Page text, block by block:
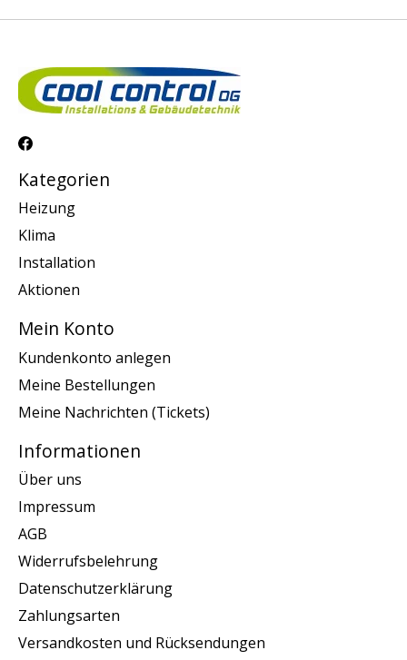
Kategorien
Heizung
Klima
Installation
Aktionen
Mein Konto
Kundenkonto anlegen
Meine Bestellungen
Meine Nachrichten (Tickets)
Informationen
Über uns
Impressum
AGB
Widerrufsbelehrung
Datenschutzerklärung
Zahlungsarten
Versandkosten und Rücksendungen